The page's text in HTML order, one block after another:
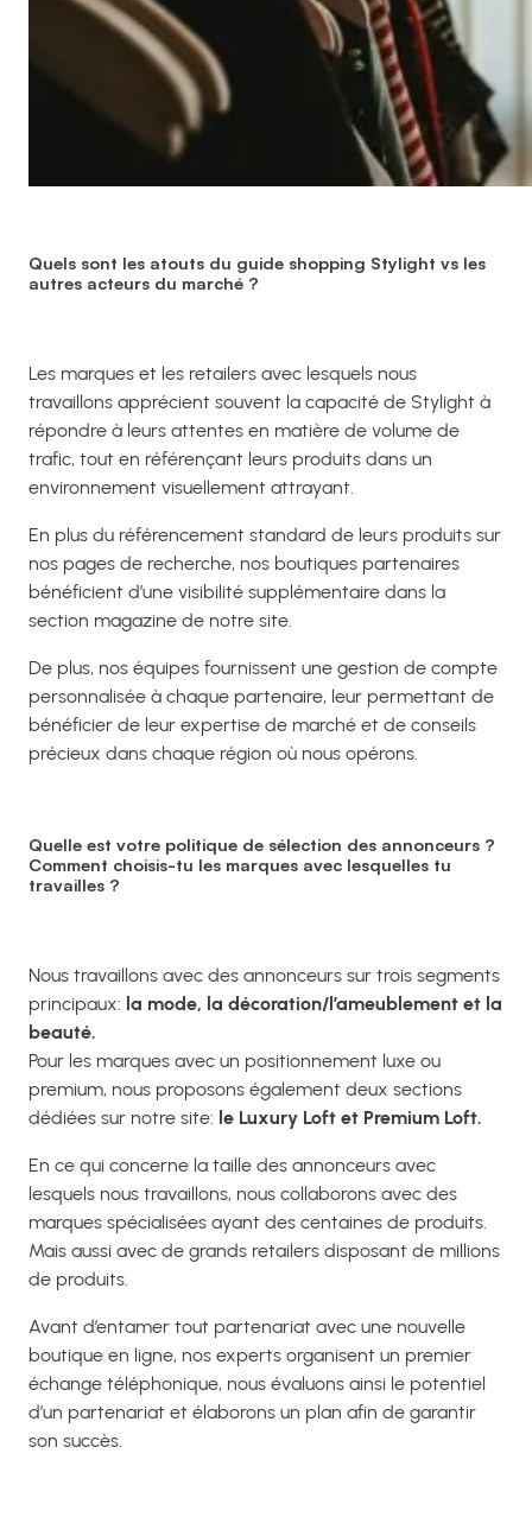
Quels sont les atouts du guide shopping Stylight vs les
autres acteurs du marché ?
Les marques et les retailers avec lesquels nous
travaillons apprécient souvent la capacité de Stylight à
répondre à leurs attentes en matière de volume de
trafic, tout en référençant leurs produits dans un
environnement visuellement attrayant.
En plus du référencement standard de leurs produits sur
nos pages de recherche, nos boutiques partenaires
bénéficient d’une visibilité supplémentaire dans la
section magazine de notre site.
De plus, nos équipes fournissent une gestion de compte
personnalisée à chaque partenaire, leur permettant de
bénéficier de leur expertise de marché et de conseils
précieux dans chaque région où nous opérons.
Quelle est votre politique de sélection des annonceurs ?
Comment choisis-tu les marques avec lesquelles tu
travailles ?
Nous travaillons avec des annonceurs sur trois segments
principaux: la mode, la décoration/l’ameublement et la
beauté.
Pour les marques avec un positionnement luxe ou
premium, nous proposons également deux sections
dédiées sur notre site: le Luxury Loft et Premium Loft.
En ce qui concerne la taille des annonceurs avec
lesquels nous travaillons, nous collaborons avec des
marques spécialisées ayant des centaines de produits.
Mais aussi avec de grands retailers disposant de millions
de produits.
Avant d’entamer tout partenariat avec une nouvelle
boutique en ligne, nos experts organisent un premier
échange téléphonique, nous évaluons ainsi le potentiel
d’un partenariat et élaborons un plan afin de garantir
son succès.